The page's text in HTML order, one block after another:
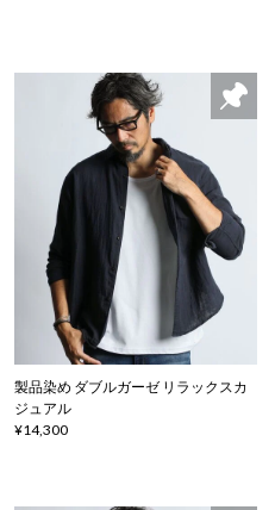
製品染め ダブルガーゼ リラックスカ
ジュアル
¥14,300